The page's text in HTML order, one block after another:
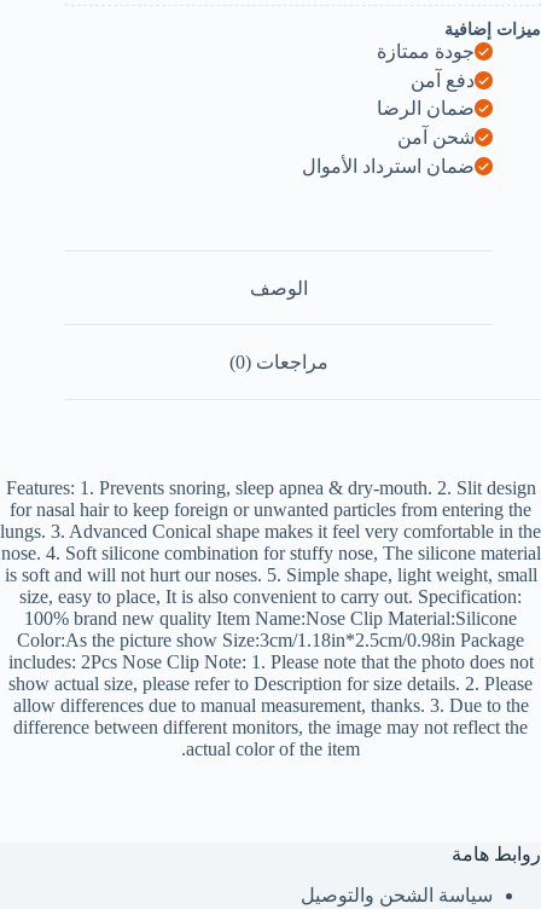
one
pair)
ميزات إضافية
جودة ممتازة
دفع آمن
ضمان الرضا
شحن آمن
ضمان استرداد الأموال
الوصف
مراجعات (0)
Features: 1. Prevents snoring, sleep apnea & dry-mouth. 2. Slit design
for nasal hair to keep foreign or unwanted particles from entering the
lungs. 3. Advanced Conical shape makes it feel very comfortable in the
nose. 4. Soft silicone combination for stuffy nose, The silicone material
is soft and will not hurt our noses. 5. Simple shape, light weight, small
size, easy to place, It is also convenient to carry out. Specification:
100% brand new quality Item Name:Nose Clip Material:Silicone
Color:As the picture show Size:3cm/1.18in*2.5cm/0.98in Package
includes: 2Pcs Nose Clip Note: 1. Please note that the photo does not
show actual size, please refer to Description for size details. 2. Please
allow differences due to manual measurement, thanks. 3. Due to the
difference between different monitors, the image may not reflect the
actual color of the item.
روابط هامة
سياسة الشحن والتوصيل